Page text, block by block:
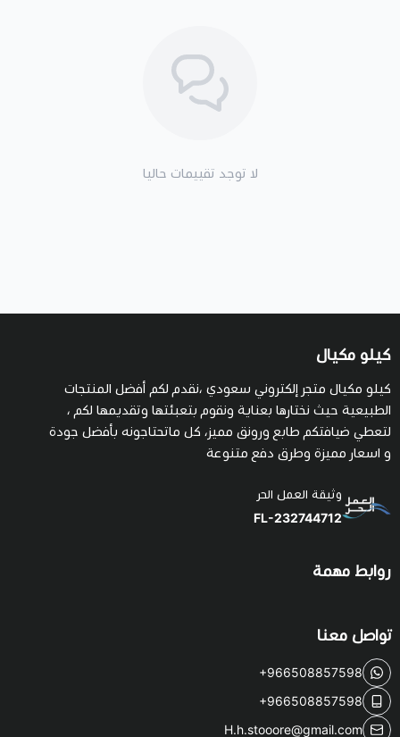
لا توجد تقييمات حاليا
كيلو مكيال
كيلو مكيال متجر إلكتروني سعودي ،نقدم لكم أفضل المنتجات
الطبيعية حيث نختارها بعناية ونقوم بتعبئتها وتقديمها لكم ،
لتعطي ضيافتكم طابع ورونق مميز، كل ماتحتاجونه بأفضل جودة
و اسعار مميزة وطرق دفع متنوعة
وثيقة العمل الحر
FL-232744712
روابط مهمة
تواصل معنا
+966508857598
+966508857598
H.h.stooore@gmail.com